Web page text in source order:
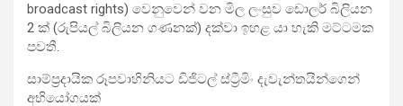
broadcast rights) වෙනුවෙන් වන මිල ලංසුව ඩොලර් බිලියන
2 ක් (රුපියල් බිලියන ගණනක්) දක්වා ඉහළ යා හැකි මට්ටමක
පවතී.
සාම්ප්‍රදායික රූපවාහිනියට ඩිජිටල් ස්ට්‍රීමිං දැවැන්තයින්ගෙන්
අභියෝගයක්